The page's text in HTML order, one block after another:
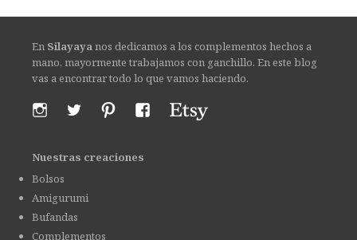
En Silayayanos dedicamos a los complementos hechos a
mano, mayormente trabajamos con ganchillo. En este blog
vas a encontrar todo lo que vamos haciendo.
Nuestras creaciones
Bolsos
Amigurumi
Bufandas
Complementos